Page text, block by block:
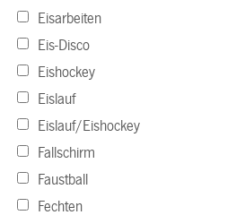
Eisarbeiten
Eis-Disco
Eishockey
Eislauf
Eislauf/Eishockey
Fallschirm
Faustball
Fechten